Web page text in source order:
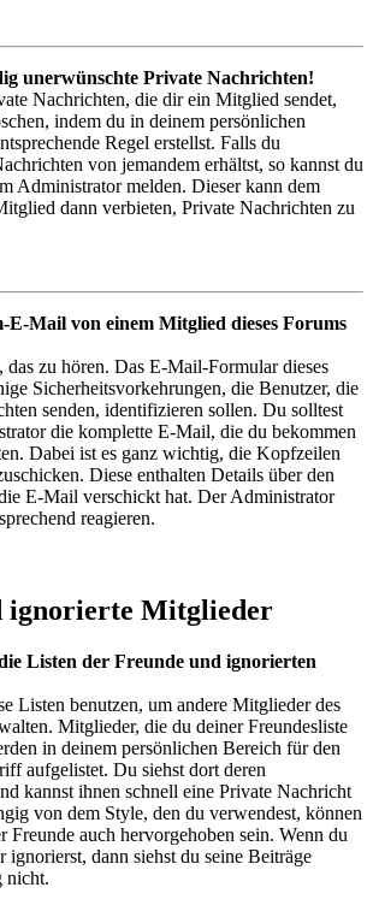
unerwünschte Private Nachrichten!
Nachrichten, die dir ein Mitglied sendet,
indem du in deinem persönlichen
Regel erstellst. Falls du
von jemandem erhältst, so kannst du
Administrator melden. Dieser kann dem
dann verbieten, Private Nachrichten zu
E-Mail von einem Mitglied dieses Forums
das zu hören. Das E-Mail-Formular dieses
Sicherheitsvorkehrungen, die Benutzer, die
senden, identifizieren sollen. Du solltest
die komplette E-Mail, die du bekommen
Dabei ist es ganz wichtig, die Kopfzeilen
Diese enthalten Details über den
E-Mail verschickt hat. Der Administrator
reagieren.
ignorierte Mitglieder
Listen der Freunde und ignorierten
Listen benutzen, um andere Mitglieder des
Mitglieder, die du deiner Freundesliste
in deinem persönlichen Bereich für den
aufgelistet. Du siehst dort deren
kannst ihnen schnell eine Private Nachricht
von dem Style, den du verwendest, können
Freunde auch hervorgehoben sein. Wenn du
ignorierst, dann siehst du seine Beiträge
nicht.